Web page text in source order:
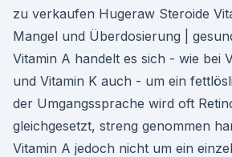
zu verkaufen Hugeraw Steroide
Mangel und Überdosierung |
Vitamin A handelt es sich - wie bei
und Vitamin K auch - um ein
der Umgangssprache wird oft
gleichgesetzt, streng genommen
Vitamin A jedoch nicht um ein